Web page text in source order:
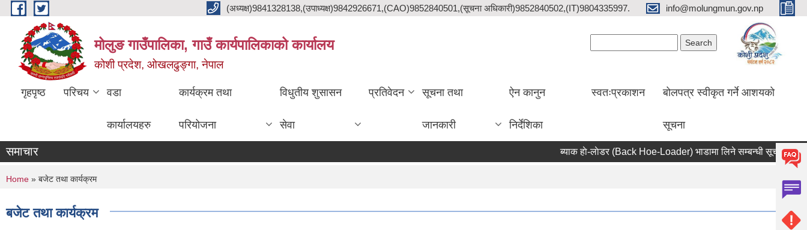
Skip to main content (अध्यक्ष)9841328138,(उपाध्यक्ष)9842926671,(CAO)9852840501,(सूचना अधिकारी)9852840502,(IT)9804335997. info@molungmun.gov.np
मोलुङ गाउँपालिका, गाउँ कार्यपालिकाको कार्यालय
कोशी प्रदेश, ओखलढुङ्गा, नेपाल
गृहपृष्ठ परिचय वडा
कार्यालयहरु
कार्यक्रम तथा
परियोजना
विधुतीय शुसासन
सेवा
प्रतिवेदन सूचना तथा
जानकारी
ऐन कानुन
निर्देशिका
स्वतःप्रकाशन बोलपत्र स्वीकृत गर्ने आशयको
सूचना
समाचार ब्याक हाे-लाेडर (Back Hoe-Loader) भाडामा लिने सम्बन्धी सूचना
You are here
Home » बजेट तथा कार्यक्रम
बजेट तथा कार्यक्रम